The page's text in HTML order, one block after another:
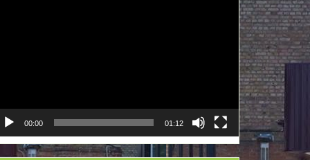
00:00 01:12